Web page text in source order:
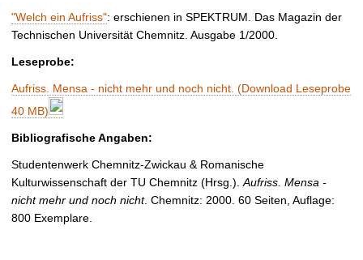
"Welch ein Aufriss": erschienen in SPEKTRUM. Das Magazin der
Technischen Universität Chemnitz. Ausgabe 1/2000.
Leseprobe:
Aufriss. Mensa - nicht mehr und noch nicht. (Download Leseprobe
40 MB)
Bibliografische Angaben:
Studentenwerk Chemnitz-Zwickau & Romanische
Kulturwissenschaft der TU Chemnitz (Hrsg.).Aufriss. Mensa -
nicht mehr und noch nicht. Chemnitz: 2000. 60 Seiten, Auflage:
800 Exemplare.